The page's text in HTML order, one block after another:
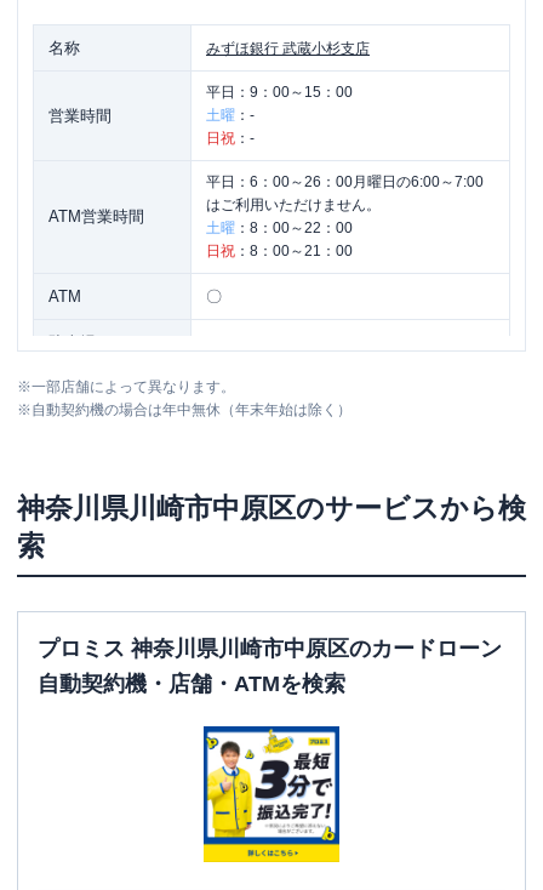
名称 みずほ銀行 武蔵小杉支店
営業時間
平日： 9：00～15：00
土曜 ： -
日祝 ： -
ATM営業時間
平日： 6：00～26：00月曜日の6:00～7:00
はご利用いただけません。
土曜 ： 8：00～22：00
日祝 ： 8：00～21：00
ATM 〇
住所 神奈川県川崎市中原区小杉町3-441-15
※一部店舗によって異なります。
※自動契約機の場合は年中無休（年末年始は除く）
神奈川県川崎市中原区のサービスから検
索
プロミス 神奈川県川崎市中原区のカードローン
自動契約機・店舗・ATMを検索